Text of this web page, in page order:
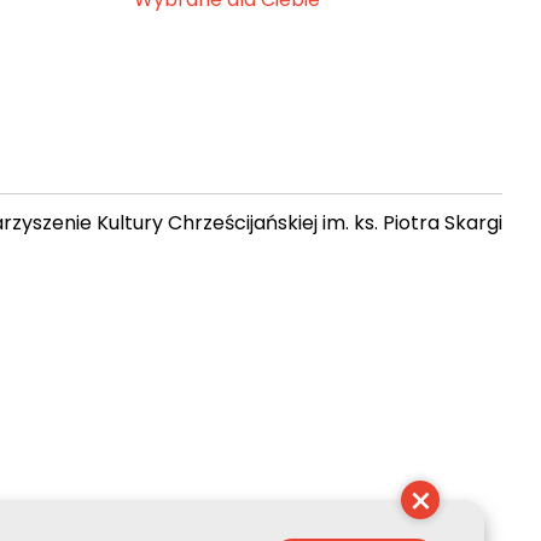
Kultury Chrześcijańskiej im. ks. Piotra Skargi
×